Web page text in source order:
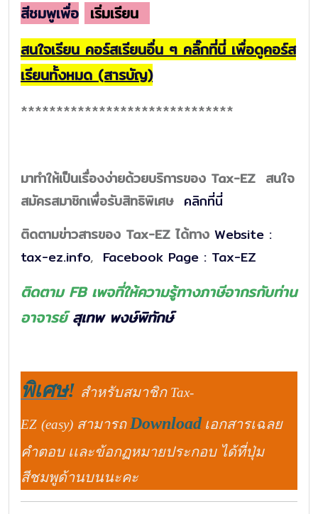
สีชมพูเพื่อ เริ่มเรียน
สนใจเรียน คอร์สเรียนอื่น ๆ คลิ๊กที่นี่ เพื่อดูคอร์ส
เรียนทั้งหมด (สารบัญ)
******************************
มาทำให้เป็นเรื่องง่ายด้วยบริการของ Tax-EZ สนใจ
สมัครสมาชิกเพื่อรับสิทธิพิเศษ คลิกที่นี่
ติดตามข่าวสารของ Tax-EZ ได้ทาง Website :
tax-ez.info, Facebook Page : Tax-EZ
ติดตาม FB เพจที่ให้ความรู้ทางภาษีอากรกับท่าน
อาจารย์สุเทพ พงษ์พิทักษ์
พิเศษ! สำหรับสมาชิก Tax-
EZ (easy) สามารถ Download เอกสารเฉลย
คำตอบ เเละข้อกฏหมายประกอบ ได้ที่ปุ่ม
สีชมพูด้านบนนะคะ